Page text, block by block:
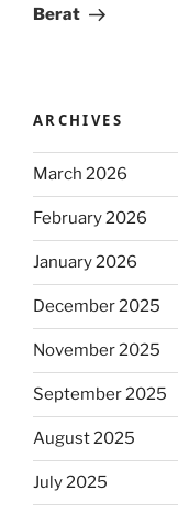
Berat
ARCHIVES
March 2026
February 2026
January 2026
December 2025
November 2025
September 2025
August 2025
July 2025